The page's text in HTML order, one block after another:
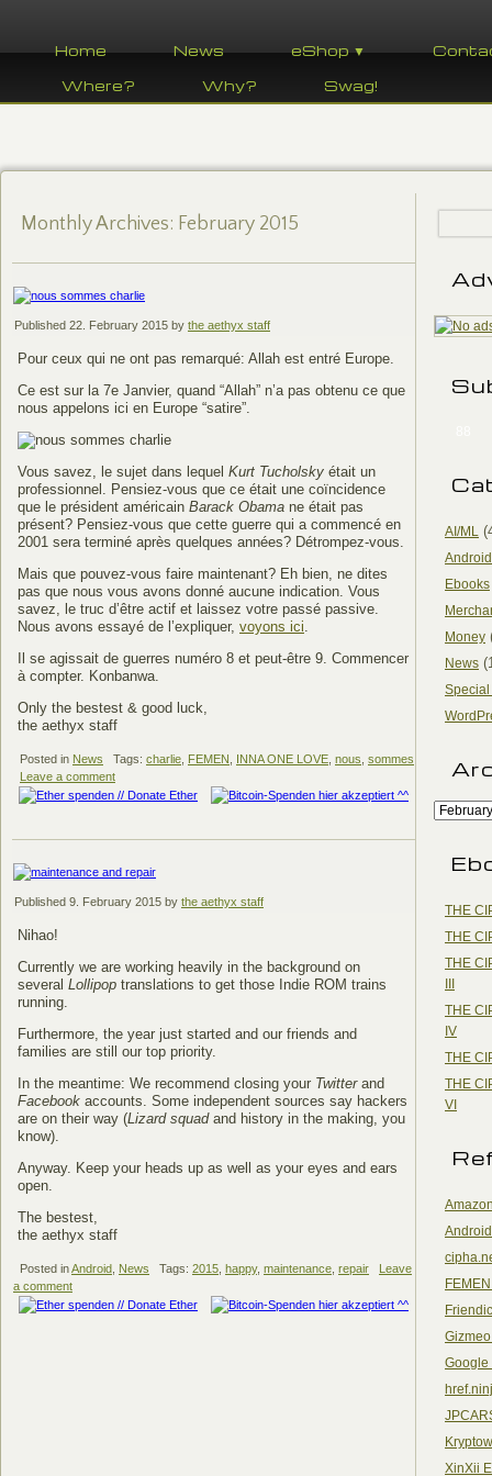
Home News eShop ▼
Where?
Why? Swag!
Monthly Archives: February 2015
Published 22. February 2015 by the aethyx staff
Pour ceux qui ne ont pas remarqué: Allah est entré Europe.
Ce est sur la 7e Janvier, quand “Allah” n’a pas obtenu ce que
nous appelons ici en Europe “satire”.
Vous savez, le sujet dans lequel Kurt Tucholsky était un
professionnel. Pensiez-vous que ce était une coïncidence
que le président américain Barack Obama ne était pas
présent? Pensiez-vous que cette guerre qui a commencé en
2001 sera terminé après quelques années? Détrompez-vous.
Mais que pouvez-vous faire maintenant? Eh bien, ne dites
pas que nous vous avons donné aucune indication. Vous
savez, le truc d’être actif et laissez votre passé passive.
Nous avons essayé de l’expliquer, voyons ici.
Il se agissait de guerres numéro 8 et peut-être 9. Commencer
à compter. Konbanwa.
Only the bestest & good luck,
the aethyx staff
Posted in News Tags: charlie FEMEN INNA ONE LOVE nous sommes
Leave a comment
Published 9. February 2015 by the aethyx staff
Nihao!
Currently we are working heavily in the background on
several Lollipop translations to get those Indie ROM trains
running.
Furthermore, the year just started and our friends and
families are still our top priority.
In the meantime: We recommend closing your Twitterand
Facebook accounts. Some independent sources say hackers
are on their way (Lizard squadand history in the making, you
know).
Anyway. Keep your heads up as well as your eyes and ears
open.
The bestest,
the aethyx staff
Posted inAndroid News Tags: 2015 happy, maintenance repair
Leave
a comment
AI/ML
Android
Ebooks
Money
News
Special
THE
THE
THE
III
THE
IV
THE
THE
VI
Google
XinXii